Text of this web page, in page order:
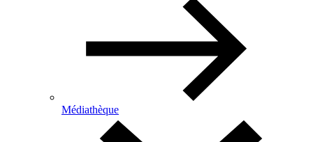
Médiathèque